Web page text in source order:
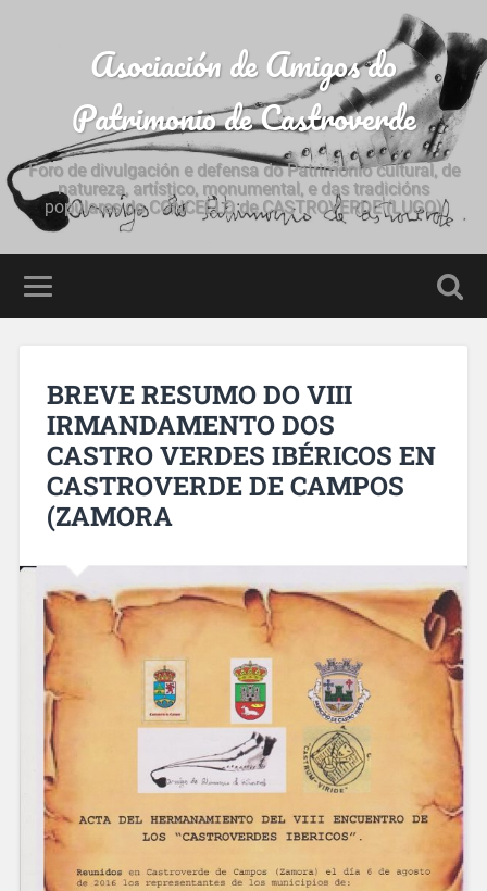
Asociación de Amigos do
Patrimonio de Castroverde
Foro de divulgación e defensa do Patrimonio cultural, de
natureza, artístico, monumental, e das tradicións
populares do CONCELLO de CASTROVERDE (LUGO)
BREVE RESUMO DO VIII
IRMANDAMENTO DOS
CASTRO VERDES IBÉRICOS EN
CASTROVERDE DE CAMPOS
(ZAMORA